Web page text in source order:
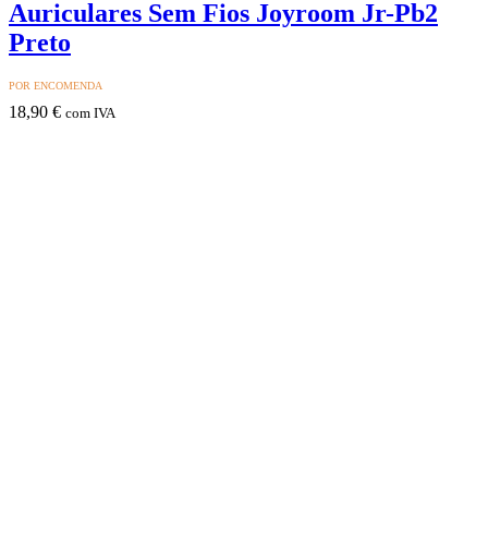
Auriculares Sem Fios Joyroom Jr-Pb2
Preto
POR ENCOMENDA
18,90 € com IVA